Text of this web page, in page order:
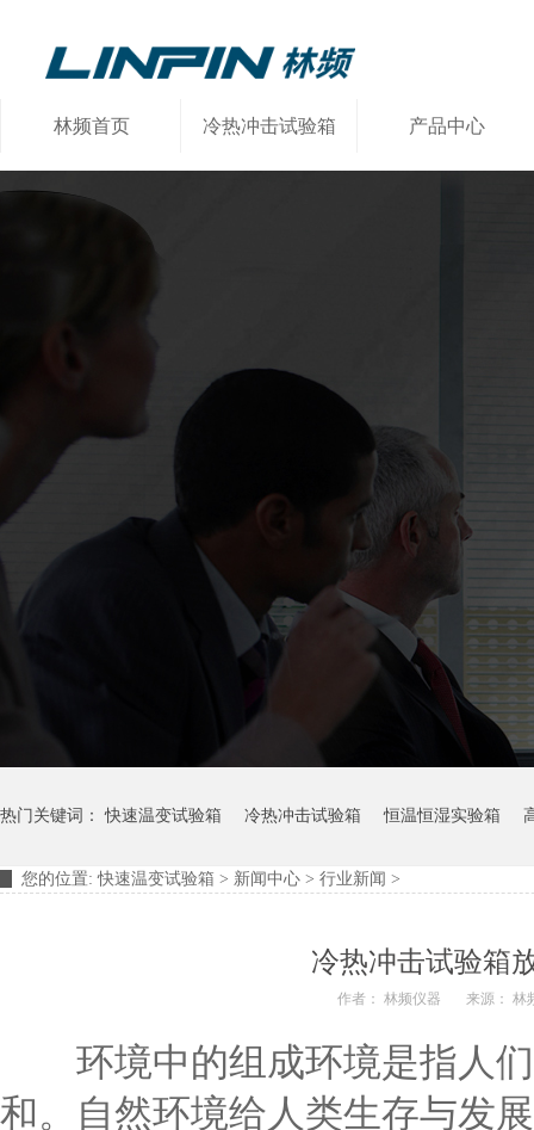
林频首页 冷热冲击试验箱 产品中心
热门关键词：快速温变试验箱 冷热冲击试验箱 恒温恒湿实验箱
您的位置:快速温变试验箱 > 新闻中心 > 行业新闻 >
冷热冲击试验箱
作者： 林频仪器 来源： 林
环境中的组成环境是指人们
和。自然环境给人类生存与发